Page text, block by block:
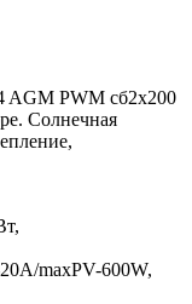
AGM PWM сб2x200
Солнечная
maxPV-600W,